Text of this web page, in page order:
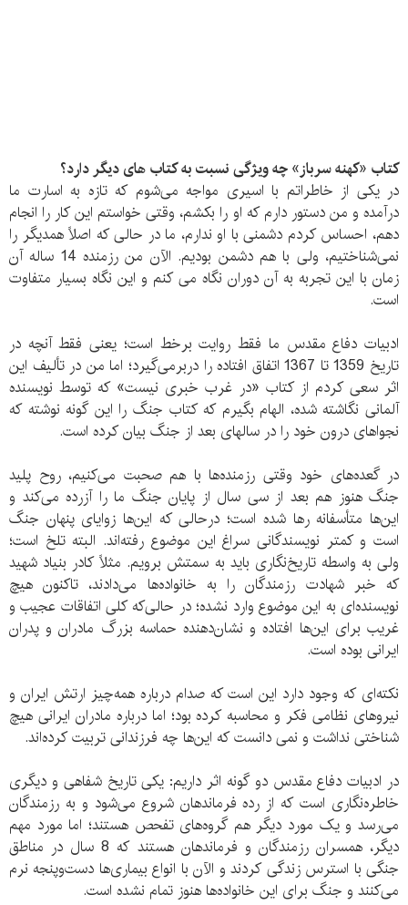
کتاب «کهنه سرباز» چه ویژگی نسبت به کتاب های دیگر دارد؟
در یکی از خاطراتم با اسیری مواجه می‌شوم که تازه به اسارت ما
درآمده و من دستور دارم که او را بکشم، وقتی خواستم این کار را انجام
دهم، احساس کردم دشمنی با او ندارم، ما در حالی که اصلاً همدیگر را
نمی‌شناختیم، ولی با هم دشمن بودیم. الآن من رزمنده 14 ساله آن
زمان با این تجربه به آن دوران نگاه می کنم و این نگاه بسیار متفاوت
است.
ادبیات دفاع مقدس ما فقط روایت برخط است؛ یعنی فقط آنچه در
تاریخ 1359 تا 1367 اتفاق افتاده را دربرمی‌گیرد؛ اما من در تألیف این
اثر سعی کردم از کتاب «در غرب خبری نیست» که توسط نویسنده
آلمانی نگاشته شده، الهام بگیرم که کتاب جنگ را این گونه نوشته که
نجواهای درون خود را در سالهای بعد از جنگ بیان کرده است.
در گعده‌های خود وقتی رزمنده‌ها با هم صحبت می‌کنیم، روح پلید
جنگ هنوز هم بعد از سی سال از پایان جنگ ما را آزرده می‌کند و
این‌ها متأسفانه رها شده است؛ درحالی که این‌ها زوایای پنهان جنگ
است و کمتر نویسندگانی سراغ این موضوع رفته‌اند. البته تلخ است؛
ولی به واسطه تاریخ‌نگاری باید به سمتش برویم. مثلاً کادر بنیاد شهید
که خبر شهادت رزمندگان را به خانواده‌ها می‌دادند، تاکنون هیچ
نویسنده‌ای به این موضوع وارد نشده؛ در حالی‌که کلی اتفاقات عجیب و
غریب برای این‌ها افتاده و نشان‌دهنده حماسه بزرگ مادران و پدران
ایرانی بوده است.
نکته‌ای که وجود دارد این است که صدام درباره همه‌چیز ارتش ایران و
نیروهای نظامی فکر و محاسبه کرده بود؛ اما درباره مادران ایرانی هیچ
شناختی نداشت و نمی دانست که این‌ها چه فرزندانی تربیت کرده‌اند.
در ادبیات دفاع مقدس دو گونه اثر داریم: یکی تاریخ شفاهی و دیگری
خاطره‌نگاری است که از رده فرماندهان شروع می‌شود و به رزمندگان
می‌رسد و یک مورد دیگر هم گروه‌های تفحص هستند؛ اما مورد مهم
دیگر، همسران رزمندگان و فرماندهان هستند که 8 سال در مناطق
جنگی با استرس زندگی کردند و الآن با انواع بیماری‌ها دست‌وپنجه نرم
می‌کنند و جنگ برای این خانواده‌ها هنوز تمام نشده است.